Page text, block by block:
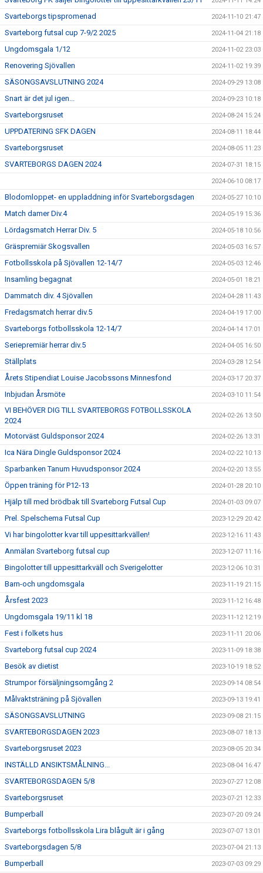
Svarteborgs tipspromenad 2024-11-10 21:47
Svarteborg futsal cup 7-9/2 2025 2024-11-04 21:18
Ungdomsgala 1/12 2024-11-02 23:03
Renovering Sjövallen 2024-11-02 19:39
SÄSONGSAVSLUTNING 2024 2024-09-29 13:08
Snart är det jul igen... 2024-09-23 10:18
Svarteborgsruset 2024-08-24 15:24
UPPDATERING SFK DAGEN 2024-08-11 18:44
Svarteborgsruset 2024-08-05 11:23
SVARTEBORGS DAGEN 2024 2024-07-31 18:15
2024-06-10 08:17
Blodomloppet- en uppladdning inför Svarteborgsdagen 2024-05-27 10:10
Match damer Div.4 2024-05-19 15:36
Lördagsmatch Herrar Div. 5 2024-05-18 10:56
Gräspremiär Skogsvallen 2024-05-03 16:57
Fotbollsskola på Sjövallen 12-14/7 2024-05-03 12:46
Insamling begagnat 2024-05-01 18:21
Dammatch div. 4 Sjövallen 2024-04-28 11:43
Fredagsmatch herrar div.5 2024-04-19 17:00
Svarteborgs fotbollsskola 12-14/7 2024-04-14 17:01
Seriepremiär herrar div.5 2024-04-05 16:50
Ställplats 2024-03-28 12:54
Årets Stipendiat Louise Jacobssons Minnesfond 2024-03-17 20:37
Inbjudan Årsmöte 2024-03-10 11:54
VI BEHÖVER DIG TILL SVARTEBORGS FOTBOLLSSKOLA
2024
2024-02-26 13:50
Motorväst Guldsponsor 2024 2024-02-26 13:31
Ica Nära Dingle Guldsponsor 2024 2024-02-22 10:13
Sparbanken Tanum Huvudsponsor 2024 2024-02-20 13:55
Öppen träning för P12-13 2024-01-28 20:10
Hjälp till med brödbak till Svarteborg Futsal Cup 2024-01-03 09:07
Prel. Spelschema Futsal Cup 2023-12-29 20:42
Vi har bingolotter kvar till uppesittarkvällen! 2023-12-16 11:43
Anmälan Svarteborg futsal cup 2023-12-07 11:16
Bingolotter till uppesittarkväll och Sverigelotter 2023-12-06 10:31
Barn-och ungdomsgala 2023-11-19 21:15
Årsfest 2023 2023-11-12 16:48
Ungdomsgala 19/11 kl 18 2023-11-12 12:19
Fest i folkets hus 2023-11-11 20:06
Svarteborg futsal cup 2024 2023-11-09 18:38
Besök av dietist 2023-10-19 18:52
Strumpor försäljningsomgång 2 2023-09-14 08:54
Målvaktsträning på Sjövallen 2023-09-13 19:41
SÄSONGSAVSLUTNING 2023-09-08 21:15
SVARTEBORGSDAGEN 2023 2023-08-07 18:13
Svarteborgsruset 2023 2023-08-05 20:34
INSTÄLLD ANSIKTSMÅLNING... 2023-08-04 16:47
SVARTEBORGSDAGEN 5/8 2023-07-27 12:08
Svarteborgsruset 2023-07-21 12:33
Bumperball 2023-07-20 09:24
Svarteborgs fotbollsskola Lira blågult är i gång 2023-07-07 13:01
Svarteborgsdagen 5/8 2023-07-04 21:13
Bumperball 2023-07-03 09:29